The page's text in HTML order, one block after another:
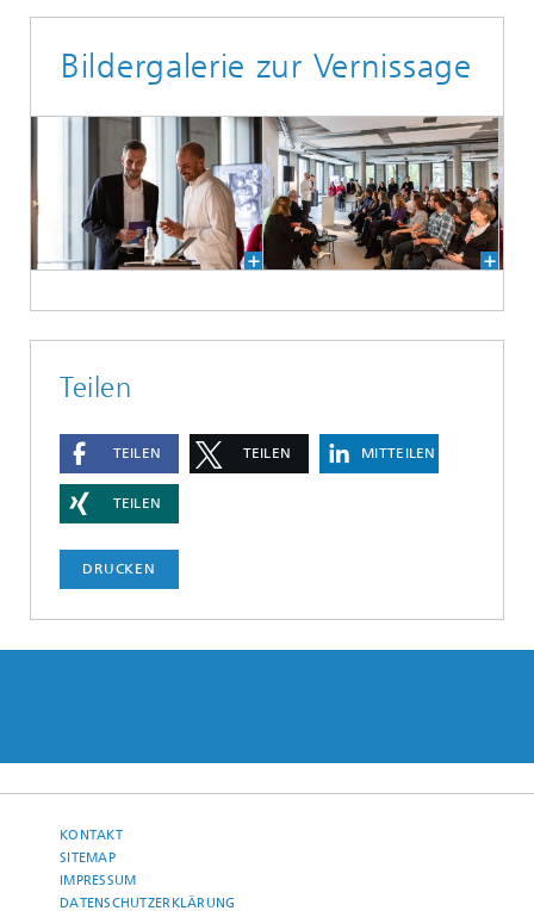
Bildergalerie zur Vernissage
Teilen
TEILEN TEILEN MITTEILEN
TEILEN
DRUCKEN
KONTAKT
SITEMAP
IMPRESSUM
DATENSCHUTZERKLÄRUNG